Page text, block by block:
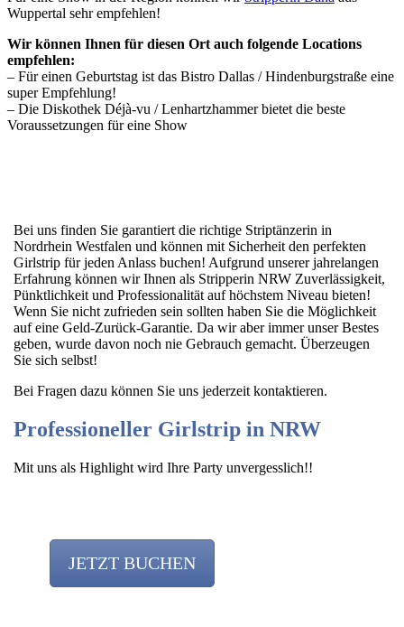
Wuppertal sehr empfehlen!
Wir können Ihnen für diesen Ort auch folgende Locations
empfehlen:
– Für einen Geburtstag ist das Bistro Dallas /Hindenburgstraße eine
super Empfehlung!
– Die Diskothek Déjà-vu /Lenhartzhammerbietet die beste
Voraussetzungen für eine Show
Bei uns finden Sie garantiert die richtige Striptänzerin in
Nordrhein Westfalen und können mit Sicherheit den perfekten
Girlstrip für jeden Anlass buchen! Aufgrund unserer jahrelangen
Erfahrung können wir Ihnen als Stripperin NRW Zuverlässigkeit,
Pünktlichkeit und Professionalität auf höchstem Niveau bieten!
Wenn Sie nicht zufrieden sein sollten haben Sie die Möglichkeit
auf eine Geld-Zurück-Garantie. Da wir aber immer unser Bestes
geben, wurde davon noch nie Gebrauch gemacht. Überzeugen
Sie sich selbst!
Bei Fragen dazu können Sie uns jederzeit kontaktieren.
Professioneller Girlstrip in NRW
Mit uns als Highlight wird Ihre Party unvergesslich!!
JETZT BUCHEN